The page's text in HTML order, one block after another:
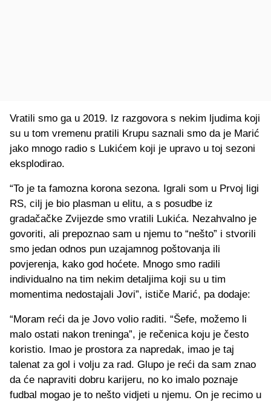
Vratili smo ga u 2019. Iz razgovora s nekim ljudima koji
su u tom vremenu pratili Krupu saznali smo da je Marić
jako mnogo radio s Lukićem koji je upravo u toj sezoni
eksplodirao.
“To je ta famozna korona sezona. Igrali som u Prvoj ligi
RS, cilj je bio plasman u elitu, a s posudbe iz
gradačačke Zvijezde smo vratili Lukića. Nezahvalno je
govoriti, ali prepoznao sam u njemu to “nešto” i stvorili
smo jedan odnos pun uzajamnog poštovanja ili
povjerenja, kako god hoćete. Mnogo smo radili
individualno na tim nekim detaljima koji su u tim
momentima nedostajali Jovi”, ističe Marić, pa dodaje:
“Moram reći da je Jovo volio raditi. “Šefe, možemo li
malo ostati nakon treninga”, je rečenica koju je često
koristio. Imao je prostora za napredak, imao je taj
talenat za gol i volju za rad. Glupo je reći da sam znao
da će napraviti dobru karijeru, no ko imalo poznaje
fudbal mogao je to nešto vidjeti u njemu. On je recimo u